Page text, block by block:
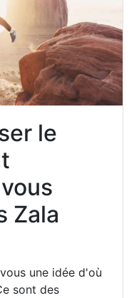
le
Zala
une idée d'où
sont des